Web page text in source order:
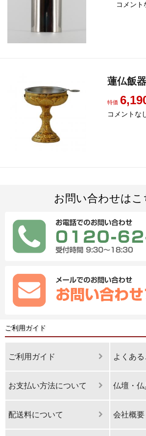
コメント
蓮仏飯
特価
コメントな
お問い合わせはこ
ご利用ガイド
ご利用ガイド よくあ
お支払い方法について 仏壇・
配送料について 会社概要